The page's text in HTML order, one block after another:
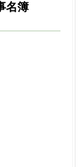
事名簿